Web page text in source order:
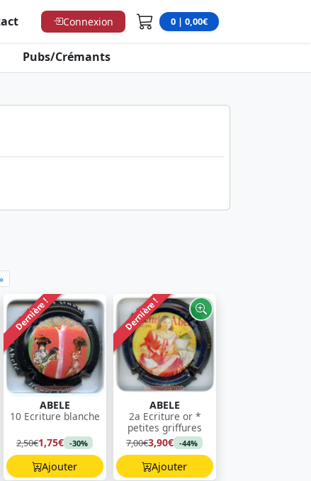
0 | 0,00€
Connexion
Pubs/Crémants
Dernière !
ABELE
10 Ecriture blanche
2,50€1,75€ -30%
Ajouter
Dernière !
ABELE
2a Ecriture or *
petites griffures
7,00€3,90€ -44%
Ajouter